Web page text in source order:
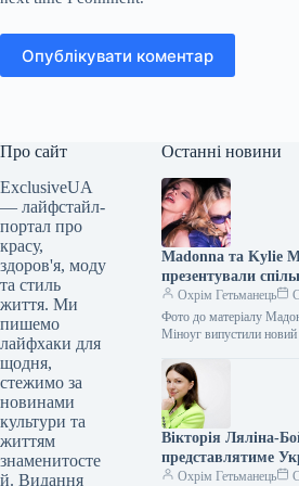
Опублікувати коментар
Про сайт
ExclusiveUA
— лайфстайл-
портал про
красу,
здоров'я, моду
та стиль
життя. Ми
пишемо
лайфхаки для
щодня,
стежимо за
новинами
культури та
життям
знаменитосте
й. Видання
Останні новини
Madonna та Kylie
презентували
Love Sensation
Охрім Гетьманець
Фото до матеріалу
Міноуг випустили новий
Артистки представили
Вікторія Ляліна-
представлятиме
ЮНЕСКО
Охрім Гетьманець